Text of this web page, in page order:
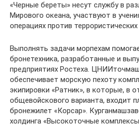
«Черные береты» несут службу в
Мирового океана, участвуют в
операциях против террористических
Выполнять задачи морпехам
бронетехника, разработанные и
предприятиях Ростеха.
обеспечивает морскую пехоту
экипировки «Ратник», в которые, в
общевойскового варианта, входит
бронежилет «Корсар».
холдинга «Высокоточные